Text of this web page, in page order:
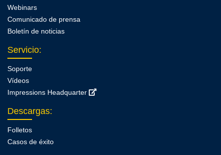
Webinars
Comunicado de prensa
Boletín de noticias
Servicio:
Soporte
Vídeos
Impressions Headquarter
Descargas:
Folletos
Casos de éxito